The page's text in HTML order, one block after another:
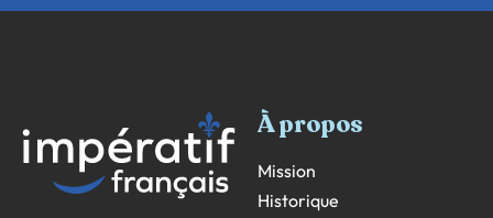
À propos
Mission
Historique